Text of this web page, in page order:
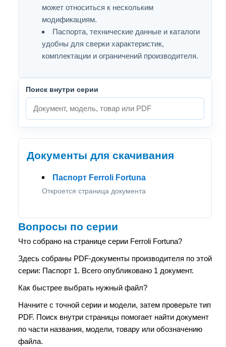
может относиться к нескольким
модификациям.
Паспорта, технические данные и каталоги
удобны для сверки характеристик,
комплектации и ограничений производителя.
Поиск внутри серии
Документы для скачивания
Паспорт Ferroli Fortuna
Откроется страница документа
Вопросы по серии
Что собрано на странице серии Ferroli Fortuna?
Здесь собраны PDF-документы производителя по этой
серии: Паспорт 1. Всего опубликовано 1 документ.
Как быстрее выбрать нужный файл?
Начните с точной серии и модели, затем проверьте тип
PDF. Поиск внутри страницы помогает найти документ
по части названия, модели, товару или обозначению
файла.